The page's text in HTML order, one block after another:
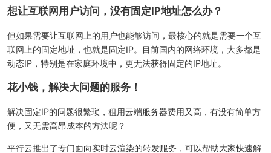
想让互联网用户访问，没有固定IP地址怎么办？
但如果需要让互联网上的用户也能够访问，最核心的就是需要一个互
联网上的固定地址，也就是固定IP。目前国内的网络环境，大多都是
动态IP，特别是在家庭环境中，更无法获得固定的IP地址。
花小钱，解决大问题的服务！
解决固定IP的问题很繁琐，租用云端服务器费用又高，有没有简单方
便，又无需高昂成本的方法呢？
平行云推出了专门面向实时云渲染的转发服务，可以帮助大家快速解